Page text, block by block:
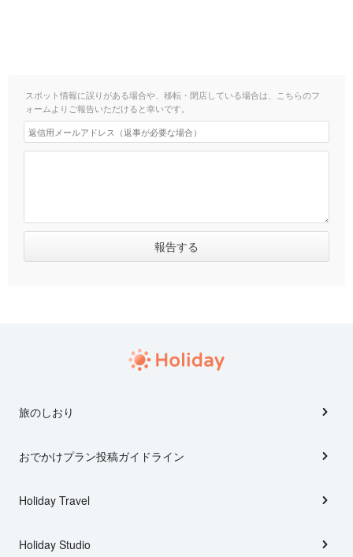
スポット情報に誤りがある場合や、移転・閉店している場合は、こちらのフ
ォームよりご報告いただけると幸いです。
旅のしおり
おでかけプラン投稿ガイドライン
Holiday Travel
Holiday Studio